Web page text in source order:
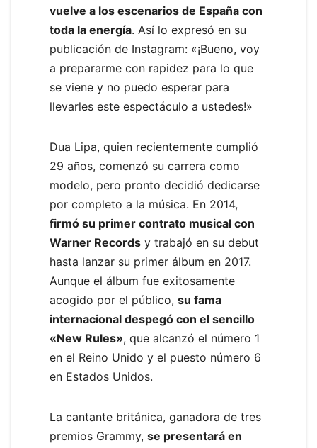
vuelve a los escenarios de España con
toda la energía. Así lo expresó en su
publicación de Instagram: «¡Bueno, voy
a prepararme con rapidez para lo que
se viene y no puedo esperar para
llevarles este espectáculo a ustedes!»
Dua Lipa, quien recientemente cumplió
29 años, comenzó su carrera como
modelo, pero pronto decidió dedicarse
por completo a la música. En 2014,
firmó su primer contrato musical con
Warner Records y trabajó en su debut
hasta lanzar su primer álbum en 2017.
Aunque el álbum fue exitosamente
acogido por el público, su fama
internacional despegó con el sencillo
«New Rules», que alcanzó el número 1
en el Reino Unido y el puesto número 6
en Estados Unidos.
La cantante británica, ganadora de tres
premios Grammy, se presentará en